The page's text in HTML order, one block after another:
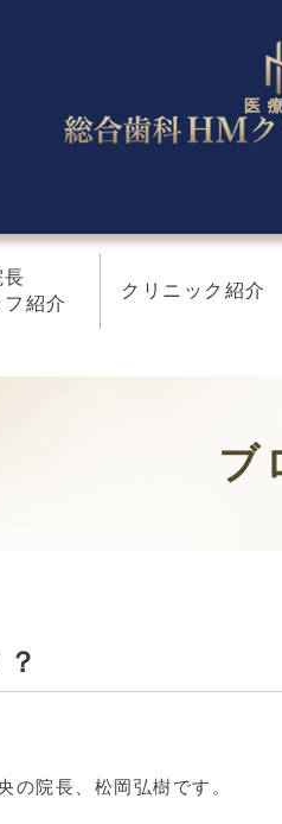
長
紹介
クリニック紹介
ブ
の院長、松岡弘樹です。